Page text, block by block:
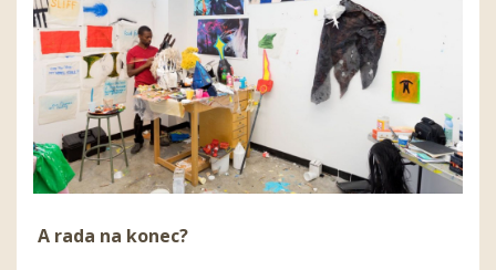
A rada na konec?